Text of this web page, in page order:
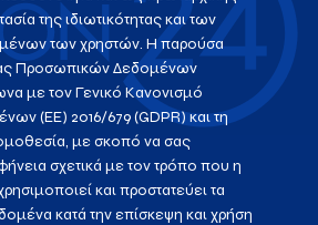
της ιδιωτικότητας και των
των χρηστών. Η παρούσα
Προσωπικών Δεδομένων
με τον Γενικό Κανονισμό
(ΕΕ) 2016/679 (GDPR) και τη
με σκοπό να σας
σχετικά με τον τρόπο που η
και προστατεύει τα
κατά την επίσκεψη και χρήση